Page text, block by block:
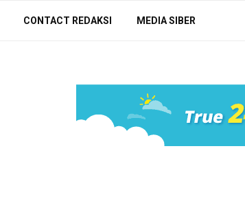
CONTACT REDAKSI MEDIA SIBER